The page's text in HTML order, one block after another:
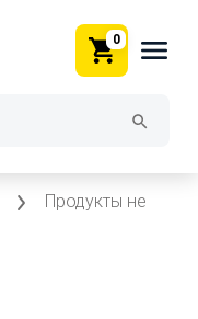
0
Продукты не